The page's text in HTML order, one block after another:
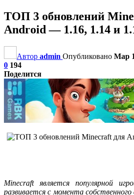
ТОП 3 обновлений
Android — 1.16, 1.14 и
Автор admin Опубликовано Мар
0 194
Поделится
Minecraft является популярной
развивается с момента